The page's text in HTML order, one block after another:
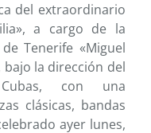
del extraordinario
a cargo de la
Tenerife «Miguel
la dirección del
con una
clásicas, bandas
ayer lunes,